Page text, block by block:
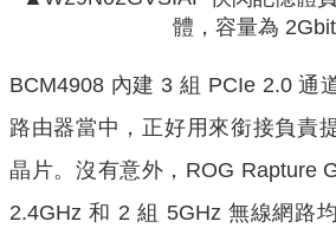
體，容量為 2Gbit
BCM4908 內建 3 組 PCIe 2.0 通
路由器當中，正好用來銜接負責
晶片。沒有意外，ROG Rapture
2.4GHz 和 2 組 5GHz 無線網路